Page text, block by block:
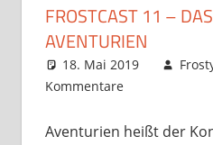
FROSTCAST 11 –
AVENTURIEN
18. Mai 2019
Kommentare
Aventurien heißt der